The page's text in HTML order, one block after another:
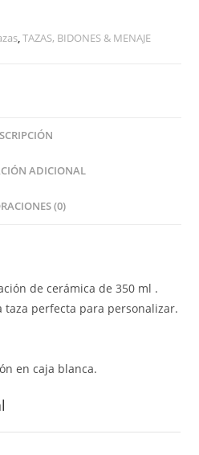
,TAZAS, BIDONES & MENAJE
ADICIONAL
(0)
de cerámica de 350 ml .
taza perfecta para personalizar.
en caja blanca.